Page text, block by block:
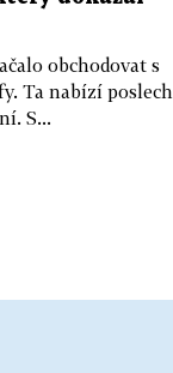
obchodovat s
Ta nabízí poslech
S...